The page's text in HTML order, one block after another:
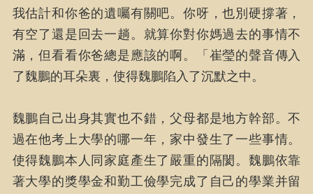
我估計和你爸的遺囑有關吧。你呀，也別硬撐著，
有空了還是回去一趟。就算你對你媽過去的事情不
滿，但看看你爸總是應該的啊。「崔瑩的聲音傳入
了魏鵬的耳朵裏，使得魏鵬陷入了沉默之中。
魏鵬自己出身其實也不錯，父母都是地方幹部。不
過在他考上大學的哪一年，家中發生了一些事情。
使得魏鵬本人同家庭產生了嚴重的隔閡。魏鵬依靠
著大學的獎學金和勤工儉學完成了自己的學業并留